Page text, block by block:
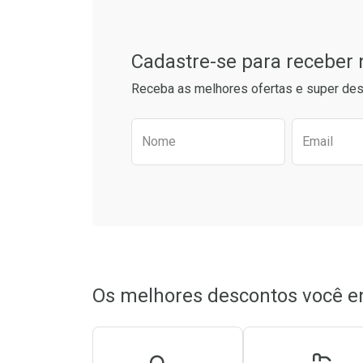
Ativar Desconto
Cadastre-se para receber
Receba as melhores ofertas e super
Preencha o formulário
Nome Email
Os melhores descontos você